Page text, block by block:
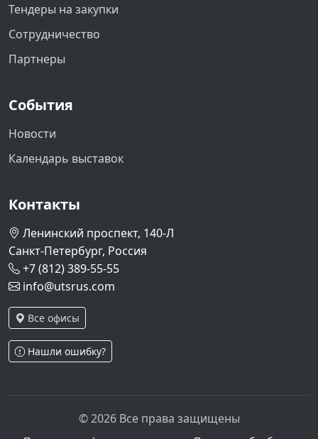
Тендеры на закупки
Сотрудничество
Партнеры
События
Новости
Календарь выставок
Контакты
Ленинский проспект, 140-Л
Санкт-Петербург, Россия
+7 (812) 389-55-55
info@utsrus.com
Все офисы
Нашли ошибку?
© 2026 Все права защищены